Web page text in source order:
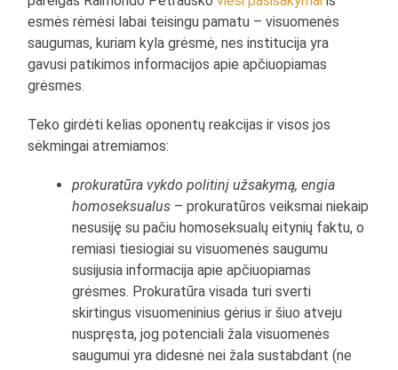
esmės rėmėsi labai teisingu pamatu – visuomenės
saugumas, kuriam kyla grėsmė, nes institucija yra
gavusi patikimos informacijos apie apčiuopiamas
grėsmes.
Teko girdėti kelias oponentų reakcijas ir visos jos
sėkmingai atremiamos:
prokuratūra vykdo politinį užsakymą, engia
homoseksualus – prokuratūros veiksmai niekaip
nesusiję su pačiu homoseksualų eitynių faktu, o
remiasi tiesiogiai su visuomenės saugumu
susijusia informacija apie apčiuopiamas
grėsmes. Prokuratūra visada turi sverti
skirtingus visuomeninius gėrius ir šiuo atveju
nuspręsta, jog potenciali žala visuomenės
saugumui yra didesnė nei žala sustabdant (ne